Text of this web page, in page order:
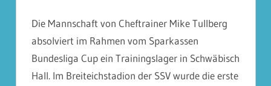
Die Mannschaft von Cheftrainer Mike Tullberg
absolviert im Rahmen vom Sparkassen
Bundesliga Cup ein Trainingslager in Schwäbisch
Hall. Im Breiteichstadion der SSV wurde die erste